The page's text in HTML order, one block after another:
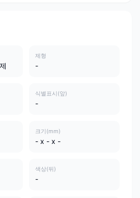
제형
-
식별표시(앞)
-
크기(mm)
- x - x -
색상(뒤)
-